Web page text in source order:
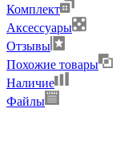
Комплект
Аксессуары
Отзывы
Похожие товары
Наличие
Файлы